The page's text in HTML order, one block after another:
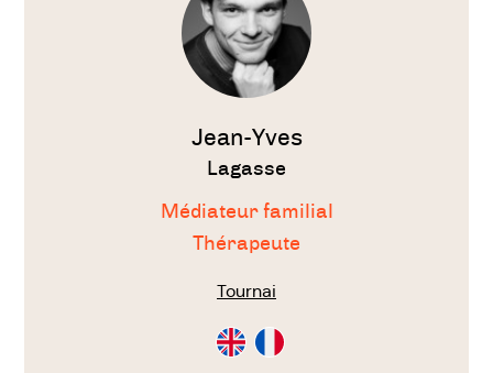
Jean-Yves
Lagasse
Médiateur familial
Thérapeute
Tournai
Consultation
en
Consultation
en